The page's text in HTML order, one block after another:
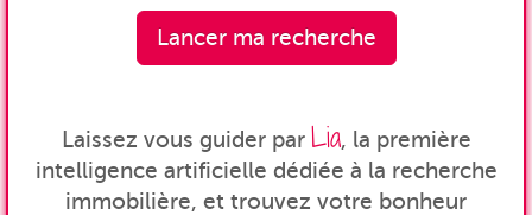
Lancer ma recherche
Laissez vous guider par Lia, la première
intelligence artificielle dédiée à la recherche
immobilière, et trouvez votre bonheur